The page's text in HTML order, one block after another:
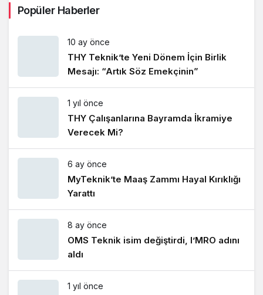
Popüler Haberler
10 ay önce
THY Teknik’te Yeni Dönem İçin Birlik
Mesajı: “Artık Söz Emekçinin”
1 yıl önce
THY Çalışanlarına Bayramda İkramiye
Verecek Mi?
6 ay önce
MyTeknik’te Maaş Zammı Hayal Kırıklığı
Yarattı
8 ay önce
OMS Teknik isim değiştirdi, I’MRO adını
aldı
1 yıl önce